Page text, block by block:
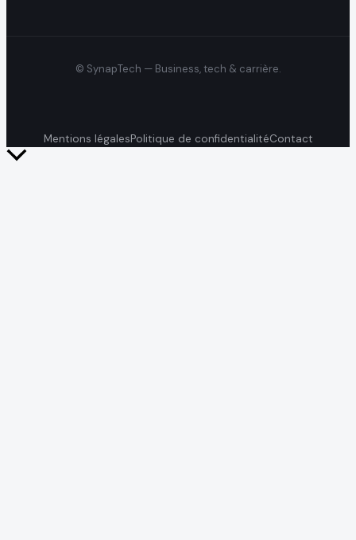
© SynapTech — Business, tech & carrière.
Mentions légalesPolitique de confidentialitéContact